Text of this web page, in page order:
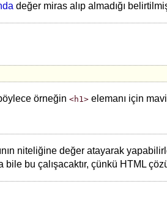
değer miras alıp almadığı
örneğin <h1> elemanı için
niteliğine değer atayarak
bile bu çalışacaktır, çünkü HTML